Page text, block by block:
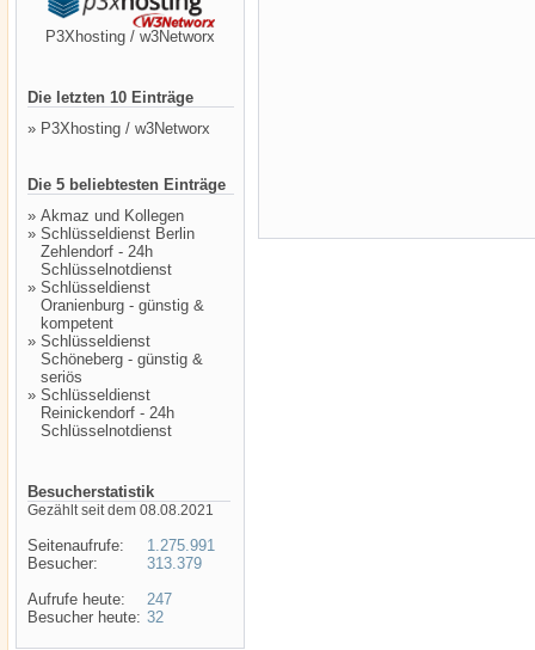
P3Xhosting / w3Networx
Die letzten 10 Einträge
» P3Xhosting / w3Networx
Die 5 beliebtesten Einträge
» Akmaz und Kollegen
» Schlüsseldienst Berlin
Zehlendorf - 24h
Schlüsselnotdienst
» Schlüsseldienst
Oranienburg - günstig &
kompetent
» Schlüsseldienst
Schöneberg - günstig &
seriös
» Schlüsseldienst
Reinickendorf - 24h
Schlüsselnotdienst
Besucherstatistik
Gezählt seit dem 08.08.2021
Seitenaufrufe:
Besucher:
Aufrufe heute:
Besucher heute:
1.275.991
313.379
247
32